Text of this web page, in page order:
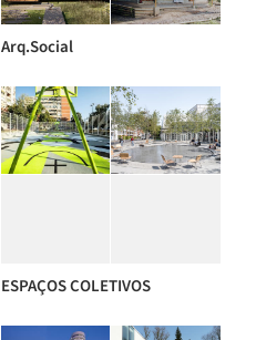
Arq.Social
ESPAÇOS COLETIVOS